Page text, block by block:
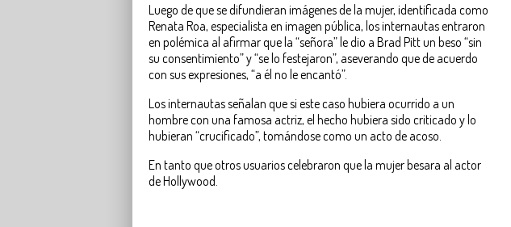
Luego de que se difundieran imágenes de la mujer, identificada como
Renata Roa, especialista en imagen pública, los internautas entraron
en polémica al afirmar que la “señora” le dio a Brad Pitt un beso “sin
su consentimiento” y “se lo festejaron”, aseverando que de acuerdo
con sus expresiones, “a él no le encantó”.
Los internautas señalan que si este caso hubiera ocurrido a un
hombre con una famosa actriz, el hecho hubiera sido criticado y lo
hubieran “crucificado”, tomándose como un acto de acoso.
En tanto que otros usuarios celebraron que la mujer besara al actor
de Hollywood.